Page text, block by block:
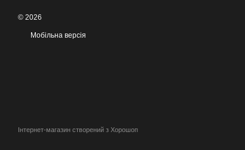
© 2026
Мобільна версія
Інтернет-магазин створений з Хорошоп